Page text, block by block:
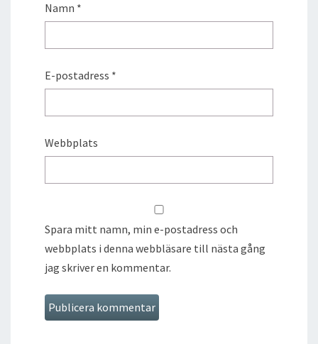
Namn *
E-postadress *
Webbplats
Spara mitt namn, min e-postadress och
webbplats i denna webbläsare till nästa gång
jag skriver en kommentar.